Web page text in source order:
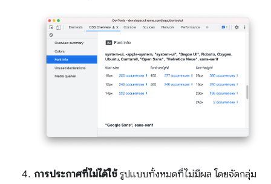
การประกาศที่ไม่ได้ใช้รูปแบบทั้งหมดที่ไม่มีผล โดยจัดกลุ่ม